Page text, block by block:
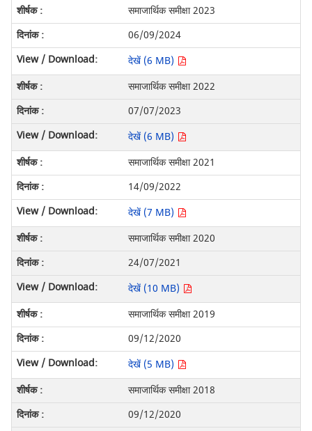
समाजार्थिक समीक्षा 2023
06/09/2024
देखें (6 MB)
समाजार्थिक समीक्षा 2022
07/07/2023
देखें (6 MB)
समाजार्थिक समीक्षा 2021
14/09/2022
देखें (7 MB)
समाजार्थिक समीक्षा 2020
24/07/2021
देखें (10 MB)
समाजार्थिक समीक्षा 2019
09/12/2020
देखें (5 MB)
समाजार्थिक समीक्षा 2018
09/12/2020